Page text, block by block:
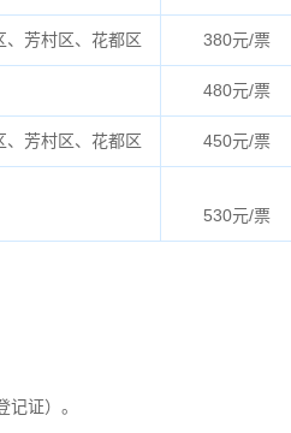
、芳村区、花都区 380元/票
480元/票
、芳村区、花都区 450元/票
530元/票
证）。